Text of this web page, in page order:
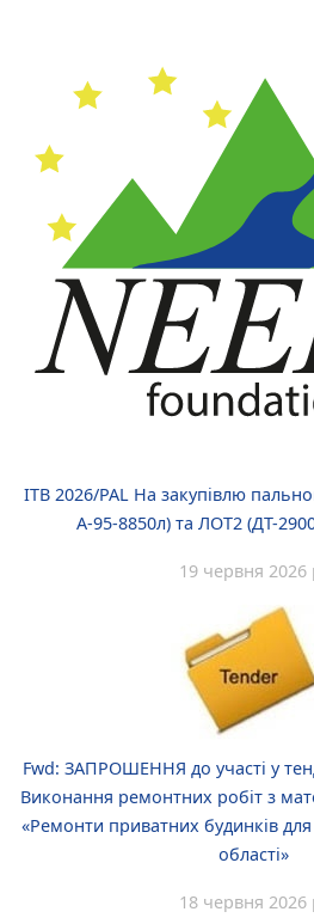
ITB 2026/PAL На закупівлю
А-95-8850л) та ЛОТ2 (ДТ-
19 червня 2026
Fwd: ЗАПРОШЕННЯ до участі у
Виконання ремонтних робіт з
«Ремонти приватних будинків
області»
18 червня 2026